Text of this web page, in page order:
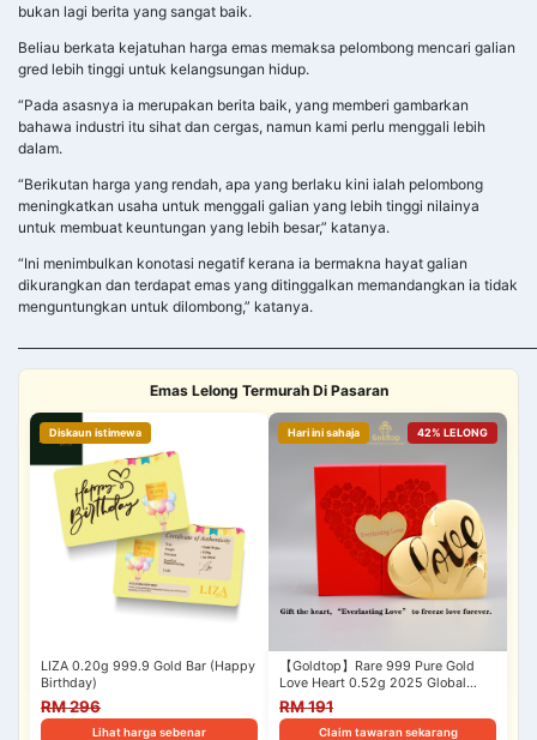
bukan lagi berita yang sangat baik.
Beliau berkata kejatuhan harga emas memaksa pelombong mencari galian
gred lebih tinggi untuk kelangsungan hidup.
“Pada asasnya ia merupakan berita baik, yang memberi gambarkan
bahawa industri itu sihat dan cergas, namun kami perlu menggali lebih
dalam.
“Berikutan harga yang rendah, apa yang berlaku kini ialah pelombong
meningkatkan usaha untuk menggali galian yang lebih tinggi nilainya
untuk membuat keuntungan yang lebih besar,” katanya.
“Ini menimbulkan konotasi negatif kerana ia bermakna hayat galian
dikurangkan dan terdapat emas yang ditinggalkan memandangkan ia tidak
menguntungkan untuk dilombong,” katanya.
Emas Lelong Termurah Di Pasaran
Diskaun istimewa
LIZA 0.20g 999.9 Gold Bar (Happy
Birthday)
RM 296
Lihat harga sebenar
42% LELONG
Hari ini sahaja
【Goldtop】Rare 999 Pure Gold
Love Heart 0.52g 2025 Global
Edition - Gold…
RM 191
Claim tawaran sekarang